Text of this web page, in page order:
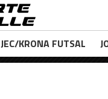
JEC/KRONA FUTSAL